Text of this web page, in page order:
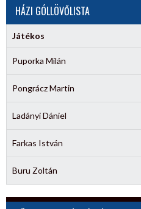
HÁZI GÓLLÖVŐLISTA
Játékos
Puporka Milán
Pongrácz Martin
Ladányi Dániel
Farkas István
Buru Zoltán